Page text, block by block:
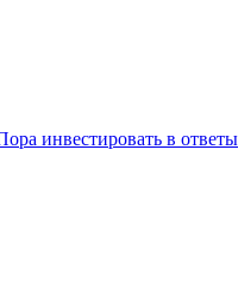
инвестировать в ответы